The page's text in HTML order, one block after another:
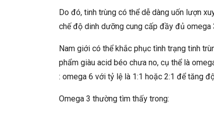
Do đó, tinh trùng có thể dễ dàng uốn lượn
chế độ dinh dưỡng cung cấp đầy đủ
Nam giới có thể khắc phục tình trạng tinh
phẩm giàu acid béo chưa no, cụ thể là
: omega 6 với tỷ lệ là 1:1 hoặc 2:1 để tăng
Omega 3 thường tìm thấy trong: